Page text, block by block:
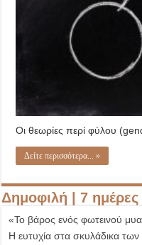
Οι θεωρίες περί φύλου
Δείτε περισσότερα... »
Δημοφιλή | 7 ημέρες
«Το βάρος ενός φωτεινού
Η ευτυχία στα σκυλάδικα